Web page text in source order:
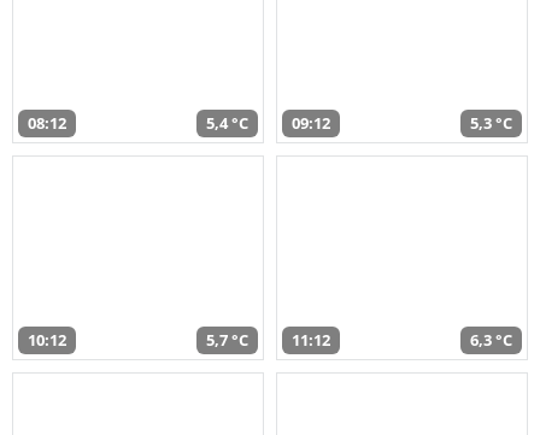
08:12 5,4 °C 09:12 5,3 °C
10:12 5,7 °C 11:12 6,3 °C